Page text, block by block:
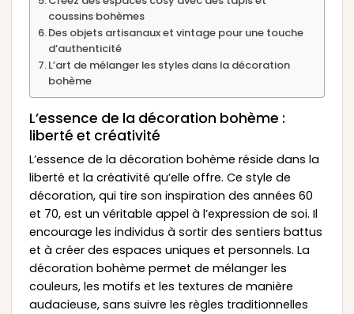
coussins bohèmes
Des objets artisanaux et vintage pour une touche
d’authenticité
L’art de mélanger les styles dans la décoration
bohème
L’essence de la décoration bohème :
liberté et créativité
L’essence de la décoration bohème réside dans la
liberté et la créativité qu’elle offre. Ce style de
décoration, qui tire son inspiration des années 60
et 70, est un véritable appel à l’expression de soi. Il
encourage les individus à sortir des sentiers battus
et à créer des espaces uniques et personnels. La
décoration bohème permet de mélanger les
couleurs, les motifs et les textures de manière
audacieuse, sans suivre les règles traditionnelles